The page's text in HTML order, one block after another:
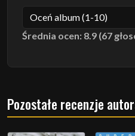
Średnia ocen: 8.9 (67
Pozostałe recenzje